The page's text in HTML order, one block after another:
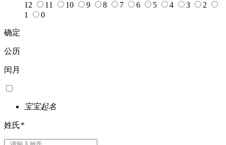
12
11 10 9 8 7 6 5 4 3
2
1
0
确定
公历
闰月
宝宝起名
姓氏*